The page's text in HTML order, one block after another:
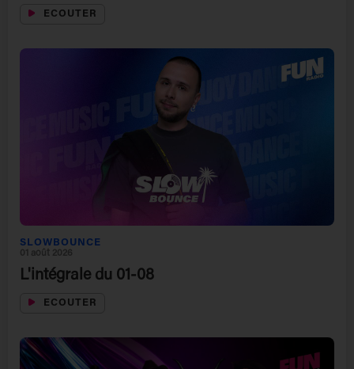
ECOUTER
SLOWBOUNCE
01 août 2026
L'intégrale du 01-08
ECOUTER